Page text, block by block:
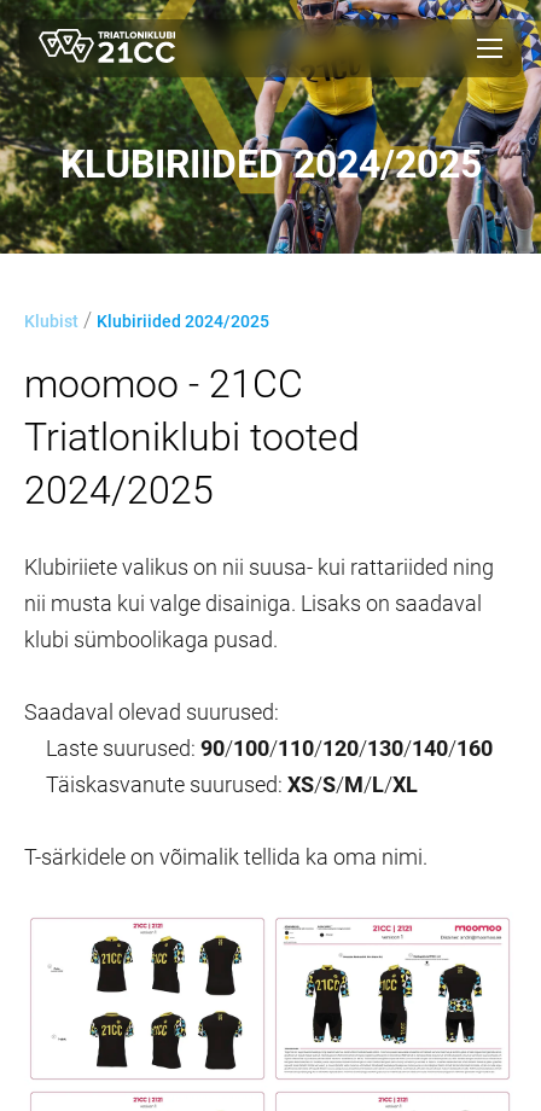
KLUBIRIIDED 2024/2025
Klubist / Klubiriided 2024/2025
moomoo - 21CC
Triatloniklubi tooted
2024/2025
Klubiriiete valikus on nii suusa- kui rattariided ning
nii musta kui valge disainiga. Lisaks on saadaval
klubi sümboolikaga pusad.
Saadaval olevad suurused:
Laste suurused: 90/100/110/120/130/140/160
Täiskasvanute suurused: XS/S/M/L/XL
T-särkidele on võimalik tellida ka oma nimi.